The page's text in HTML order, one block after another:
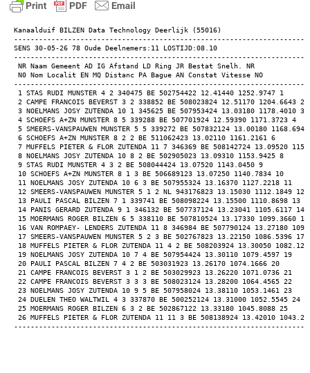
Kanaalduif BILZEN Data Technology Deerlijk (55016)
SENS 30-05-26 78 Oude Deelnemers:11 LOSTIJD:08.10
NR Naam Gemeent AD IG Afstand LD Ring JR Bestat Snelh. NR
N0 Nom Localit EN MQ Distanc PA Bague AN Constat Vitesse NO
1 STAS RUDI MUNSTER 4 2 340475 BE 502754422 12.41440 1252.9747 1
2 CAMPE FRANCOIS BEVERST 3 2 338852 BE 508023824 12.51170 1204.6643 2
3 NOELMANS JOSY ZUTENDA 10 1 345625 BE 507953424 13.03180 1178.4010 3
4 SCHOEFS A+ZN MUNSTER 8 5 339288 BE 507701924 12.59390 1171.3723 4
5 SMEERS-VANSPAUWEN MUNSTER 5 5 339272 BE 507832124 13.00180
6 SCHOEFS A+ZN MUNSTER 8 2 2 BE 511062423 13.02110 1161.2161 6
7 MUFFELS PIETER & FLOR ZUTENDA 11 7 346369 BE 508142724 13.09520
8 NOELMANS JOSY ZUTENDA 10 8 2 BE 502905023 13.09310 1153.9425 8
9 STAS RUDI MUNSTER 4 3 2 BE 508044424 13.07520 1143.0450 9
10 SCHOEFS A+ZN MUNSTER 8 1 3 BE 506689123 13.07250 1140.7834 10
11 NOELMANS JOSY ZUTENDA 10 6 3 BE 507955324 13.16370 1127.2218 11
12 SMEERS-VANSPAUWEN MUNSTER 5 1 2 NL 943176823 13.15030 1112.1849 12
13 PAULI PASCAL BILZEN 7 1 339741 BE 508098224 13.15500 1110.8698 13
14 PANIS GERARD ZUTENDA 9 1 346132 BE 507737124 13.23041 1105.6117 14
15 MOERMANS ROGER BILZEN 6 5 338110 BE 507810524 13.17330 1099.3660
16 VAN ROMPAEY- LENDERS ZUTENDA 11 8 346984 BE 507790124 13.27180
17 SMEERS-VANSPAUWEN MUNSTER 5 2 3 BE 502767823 13.22150 1086.5396 17
18 MUFFELS PIETER & FLOR ZUTENDA 11 4 2 BE 508203924 13.30050
19 NOELMANS JOSY ZUTENDA 10 7 4 BE 507954424 13.30110 1079.4597 19
20 PAULI PASCAL BILZEN 7 4 2 BE 503031923 13.26170 1074.1666 20
21 CAMPE FRANCOIS BEVERST 3 1 2 BE 503029923 13.26220 1071.0736 21
22 CAMPE FRANCOIS BEVERST 3 3 3 BE 508023124 13.28200 1064.4565 22
23 NOELMANS JOSY ZUTENDA 10 9 5 BE 507958024 13.38110 1053.1461 23
24 DUELEN THEO WALTWIL 4 3 337870 BE 500252124 13.31000 1052.5545 24
25 MOERMANS ROGER BILZEN 6 3 2 BE 502867122 13.33180 1045.8088 25
26 MUFFELS PIETER & FLOR ZUTENDA 11 11 3 BE 508138924 13.42010